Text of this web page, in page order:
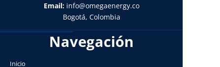
Navegación
Inicio
Email:info@omegaenergy.co
Bogotá, Colombia